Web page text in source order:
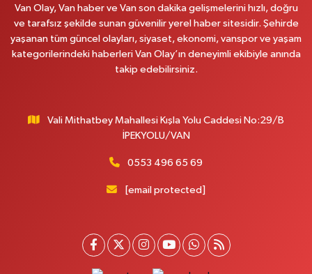
0 (531) 621 69 65 Yol Tarifi Al
Onay Eczanesi
Yenı Derman Eczanesi
Akdamar Hastanesi Acil yanı. İpekyolu. Hatuniye mahallesi terzioğlu, Eski
Yol Tarifi Al
Hayat Eczanesi
Kışla Mah.Çınarlı Cad.1038 Sk.No:93 3-4
0 (432) 354 37 36 Yol Tarifi Al
Van Olay, Van haber ve Van son dakika gelişmelerini hızlı, doğru
ve tarafsız şekilde sunan güvenilir yerel haber sitesidir. Şehirde
yaşanan tüm güncel olayları, siyaset, ekonomi, vanspor ve yaşam
kategorilerindeki haberleri Van Olay’ın deneyimli ekibiyle anında
takip edebilirsiniz.
Vali Mithatbey Mahallesi Kışla Yolu Caddesi No:29/B
İPEKYOLU/VAN
0553 496 65 69
[email protected]